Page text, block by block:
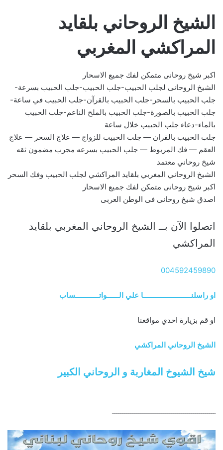
الشيخ الروحاني بلقايد
المراكشي المغربي
اكبر شيخ روحانى متمكن لفك جميع الاسحار
الشيخ الروحانى لجلب الحبيب-جلب الحبيب-جلب الحبيب بسرعة-
جلب الحبيب بالسحر-جلب الحبيب بالقرآن-جلب الحبيب في ساعة-
جلب الحبيب بالصورة-جلب الحبيب بالملح الناعم-جلب الحبيب
بالماء-دعاء جلب الحبيب خلال ساعة
جلب الحبيب بالقران — جلب الحبيب للزواج — علاج السحر — علاج
العقم — فك المربوط — جلب الحبيب بسرعه مجرب مضمون ثقه
شيخ روحاني معتمد
الشيخ الروحاني المغربي بلقايد المراكشي لجلب الحبيب وفك السحر
اكبر شيخ روحانى متمكن لفك جميع الاسحار
اصدق شيخ روحانى فى الوطن العربى
اتصلوا الآن بــ الشيخ الروحاني المغربي بلقايد
المراكشي
004592459890
او راسلنــــــــــــــــــــــــا علي الــــــواتــــــــــــساب
او قم بزيارة احدي مواقعنا
الشيخ الروحاني المراكشي
شيخ الشيوخ المغاربة و الروحاني الكبير
ــــــــــــــــــــــــــــــــــــــــــــــــــــ